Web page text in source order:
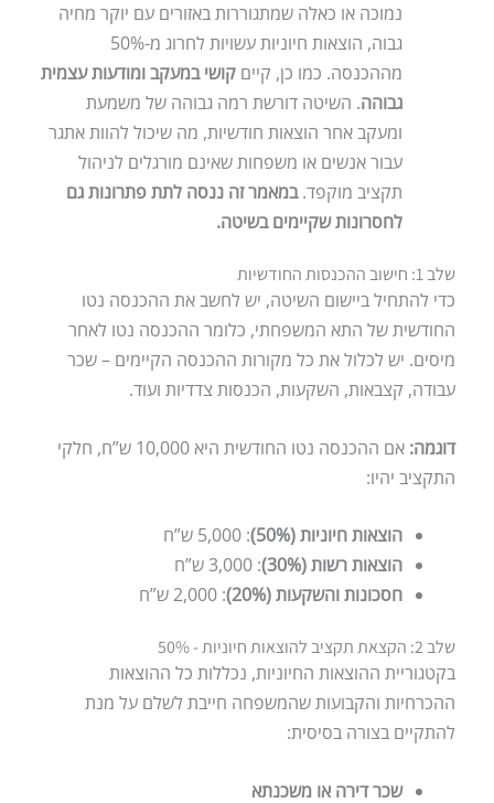
נמוכה או כאלה שמתגוררות באזורים עם יוקר מחיה
גבוה, הוצאות חיוניות עשויות לחרוג מ-50%
מההכנסה. כמו כן, קיים קושי במעקב ומודעות עצמית
גבוהה. השיטה דורשת רמה גבוהה של משמעת
ומעקב אחר הוצאות חודשיות, מה שיכול להוות אתגר
עבור אנשים או משפחות שאינם מורגלים לניהול
תקציב מוקפד.במאמר זה ננסה לתת פתרונות גם
לחסרונות שקיימים בשיטה.
שלב 1: חישוב ההכנסות החודשיות
כדי להתחיל ביישום השיטה, יש לחשב את ההכנסה נטו
החודשית של התא המשפחתי, כלומר ההכנסה נטו לאחר
מיסים. יש לכלול את כל מקורות ההכנסה הקיימים – שכר
עבודה, קצבאות, השקעות, הכנסות צדדיות ועוד.
דוגמה:
אם ההכנסה נטו החודשית היא 10,000 ש”ח, חלקי
התקציב יהיו:
הוצאות חיוניות (50%)
: 5,000 ש”ח
הוצאות רשות (30%)
: 3,000 ש”ח
חסכונות והשקעות (20%)
: 2,000 ש”ח
שלב 2: הקצאת תקציב להוצאות חיוניות - 50%
בקטגוריית ההוצאות החיוניות, נכללות כל ההוצאות
ההכרחיות והקבועות שהמשפחה חייבת לשלם על מנת
להתקיים בצורה בסיסית:
שכר דירה או משכנתא